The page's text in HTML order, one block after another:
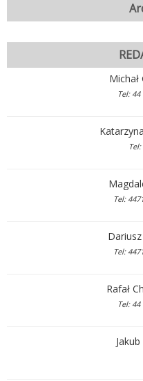
Michał
Tel:
Tel:
Tel:
Rafał
Tel: